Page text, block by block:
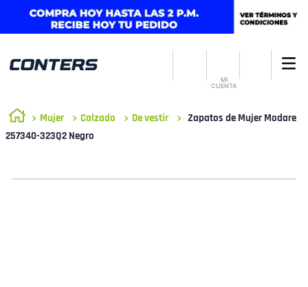
MI
CUENTA
Mujer Calzado De vestir
Zapatos de Mujer Modare
257340-323Q2 Negro